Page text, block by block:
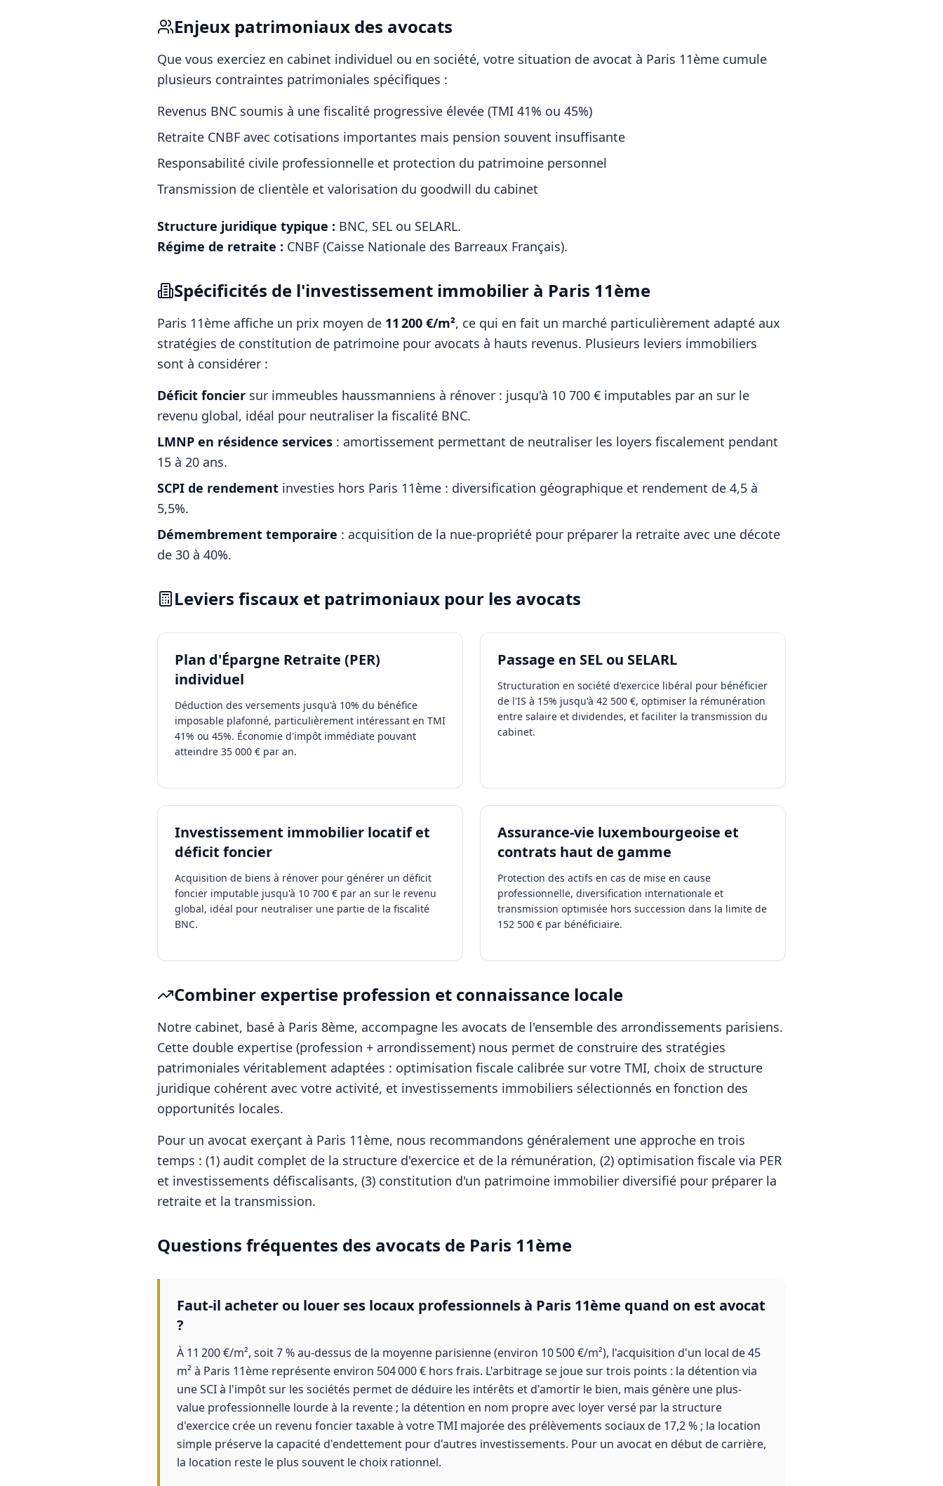
Enjeux patrimoniaux des avocats
Que vous exerciez en cabinet individuel ou en société, votre situation de avocat à Paris 11ème cumule
plusieurs contraintes patrimoniales spécifiques :
Revenus BNC soumis à une fiscalité progressive élevée (TMI 41% ou 45%)
Retraite CNBF avec cotisations importantes mais pension souvent insuffisante
Responsabilité civile professionnelle et protection du patrimoine personnel
Transmission de clientèle et valorisation du goodwill du cabinet
Structure juridique typique : BNC, SEL ou SELARL.
Régime de retraite : CNBF (Caisse Nationale des Barreaux Français).
Spécificités de l'investissement immobilier à Paris 11ème
Paris 11ème affiche un prix moyen de 11 200 €/m², ce qui en fait un marché particulièrement adapté aux
stratégies de constitution de patrimoine pour avocats à hauts revenus. Plusieurs leviers immobiliers
sont à considérer :
Déficit foncier sur immeubles haussmanniens à rénover : jusqu'à 10 700 € imputables par an sur le
revenu global, idéal pour neutraliser la fiscalité BNC.
LMNP en résidence services : amortissement permettant de neutraliser les loyers fiscalement pendant
15 à 20 ans.
SCPI de rendement investies hors Paris 11ème : diversification géographique et rendement de 4,5 à
5,5%.
Démembrement temporaire : acquisition de la nue-propriété pour préparer la retraite avec une décote
de 30 à 40%.
Leviers fiscaux et patrimoniaux pour les avocats
Plan d'Épargne Retraite (PER)
individuel
Déduction des versements jusqu'à 10% du bénéfice
imposable plafonné, particulièrement intéressant en TMI
41% ou 45%. Économie d'impôt immédiate pouvant
atteindre 35 000 € par an.
Passage en SEL ou SELARL
Structuration en société d'exercice libéral pour bénéficier
de l'IS à 15% jusqu'à 42 500 €, optimiser la rémunération
entre salaire et dividendes, et faciliter la transmission du
cabinet.
Investissement immobilier locatif et
déficit foncier
Acquisition de biens à rénover pour générer un déficit
foncier imputable jusqu'à 10 700 € par an sur le revenu
global, idéal pour neutraliser une partie de la fiscalité
BNC.
Assurance-vie luxembourgeoise et
contrats haut de gamme
Protection des actifs en cas de mise en cause
professionnelle, diversification internationale et
transmission optimisée hors succession dans la limite de
152 500 € par bénéficiaire.
Combiner expertise profession et connaissance locale
Notre cabinet, basé à Paris 8ème, accompagne les avocats de l'ensemble des arrondissements parisiens.
Cette double expertise (profession + arrondissement) nous permet de construire des stratégies
patrimoniales véritablement adaptées : optimisation fiscale calibrée sur votre TMI, choix de structure
juridique cohérent avec votre activité, et investissements immobiliers sélectionnés en fonction des
opportunités locales.
Pour un avocat exerçant à Paris 11ème, nous recommandons généralement une approche en trois
temps : (1) audit complet de la structure d'exercice et de la rémunération, (2) optimisation fiscale via PER
et investissements défiscalisants, (3) constitution d'un patrimoine immobilier diversifié pour préparer la
retraite et la transmission.
Questions fréquentes des avocats de Paris 11ème
Faut-il acheter ou louer ses locaux professionnels à Paris 11ème quand on est avocat
?
À 11 200 €/m², soit 7 % au-dessus de la moyenne parisienne (environ 10 500 €/m²), l'acquisition d'un local de 45
m² à Paris 11ème représente environ 504 000 € hors frais. L'arbitrage se joue sur trois points : la détention via
une SCI à l'impôt sur les sociétés permet de déduire les intérêts et d'amortir le bien, mais génère une plus-
value professionnelle lourde à la revente ; la détention en nom propre avec loyer versé par la structure
d'exercice crée un revenu foncier taxable à votre TMI majorée des prélèvements sociaux de 17,2 % ; la location
simple préserve la capacité d'endettement pour d'autres investissements. Pour un avocat en début de carrière,
la location reste le plus souvent le choix rationnel.